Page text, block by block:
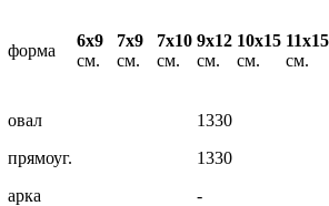
форма
6х9
см.
7х9
см.
7х10
см.
9х12
см.
10х15
см.
11х15
см.
овал
прямоуг.
арка
1330
1330
-